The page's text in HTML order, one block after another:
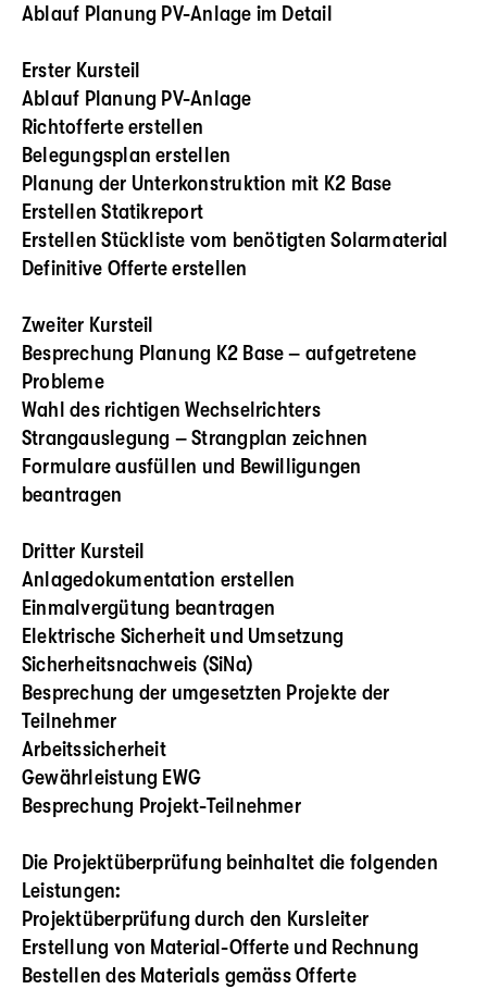
Ablauf Planung PV-Anlage im Detail
Erster Kursteil
Ablauf Planung PV-Anlage
Richtofferte erstellen
Belegungsplan erstellen
Planung der Unterkonstruktion mit K2 Base
Erstellen Statikreport
Erstellen Stückliste vom benötigten Solarmaterial
Definitive Offerte erstellen
Zweiter Kursteil
Besprechung Planung K2 Base – aufgetretene
Probleme
Wahl des richtigen Wechselrichters
Strangauslegung – Strangplan zeichnen
Formulare ausfüllen und Bewilligungen
beantragen
Dritter Kursteil
Anlagedokumentation erstellen
Einmalvergütung beantragen
Elektrische Sicherheit und Umsetzung
Sicherheitsnachweis (SiNa)
Besprechung der umgesetzten Projekte der
Teilnehmer
Arbeitssicherheit
Gewährleistung EWG
Besprechung Projekt-Teilnehmer
Die Projektüberprüfung beinhaltet die folgenden
Leistungen:
Projektüberprüfung durch den Kursleiter
Erstellung von Material-Offerte und Rechnung
Bestellen des Materials gemäss Offerte